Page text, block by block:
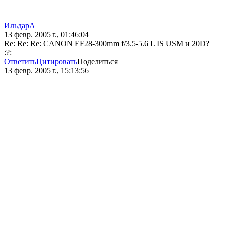
ИльдарА
13 февр. 2005 г., 01:46:04
Re: Re: Re: CANON EF28-300mm f/3.5-5.6 L IS USM и 20D?
:?:
ОтветитьЦитироватьПоделиться
13 февр. 2005 г., 15:13:56